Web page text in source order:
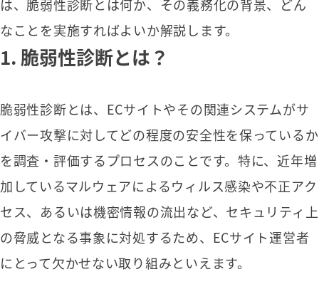
は、脆弱性診断とは何か、その義務化の背景、どん
なことを実施すればよいか解説します。
1. 脆弱性診断とは？
脆弱性診断とは、ECサイトやその関連システムがサ
イバー攻撃に対してどの程度の安全性を保っているか
を調査・評価するプロセスのことです。特に、近年増
加しているマルウェアによるウィルス感染や不正アク
セス、あるいは機密情報の流出など、セキュリティ上
の脅威となる事象に対処するため、ECサイト運営者
にとって欠かせない取り組みといえます。